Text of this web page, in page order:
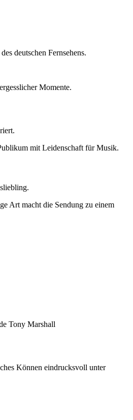
deutschen Fernsehens.
Momente.
mit Leidenschaft für Musik.
Art macht die Sendung zu einem
Tony Marshall
Können eindrucksvoll unter